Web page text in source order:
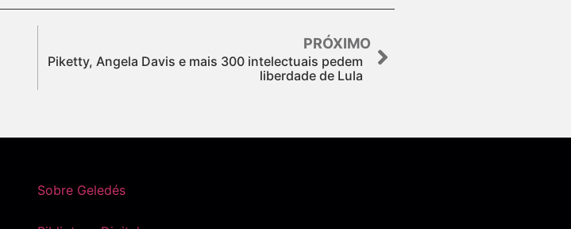
PRÓXIMO
Piketty, Angela Davis e mais 300 intelectuais pedem
liberdade de Lula
Sobre Geledés